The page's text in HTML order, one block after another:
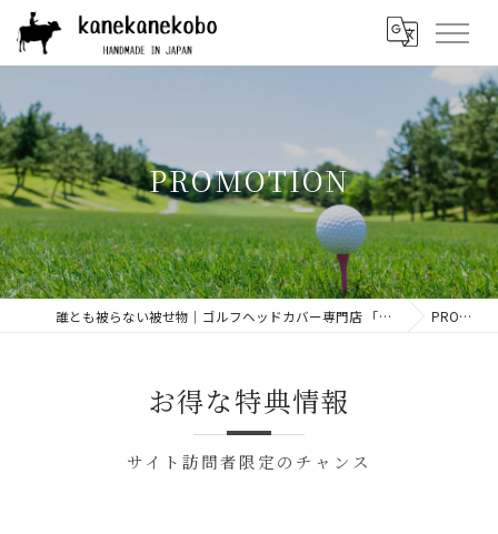
PROMOTION
誰とも被らない被せ物｜ゴルフヘッドカバー専門店 「兼々工房」 | 本革や帆布などの上質素材を使用 PROMOTION
お得な特典情報
サイト訪問者限定のチャンス